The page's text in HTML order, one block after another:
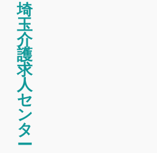
埼
玉
介
護
求
人
セ
ン
タ
ー